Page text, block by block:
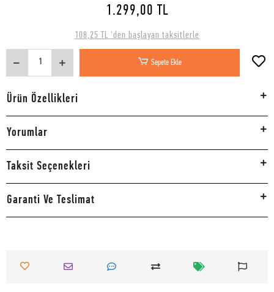
1.299,00 TL
108,25 TL 'den başlayan taksitlerle
Sepete Ekle
Ürün Özellikleri
Yorumlar
Taksit Seçenekleri
Garanti Ve Teslimat